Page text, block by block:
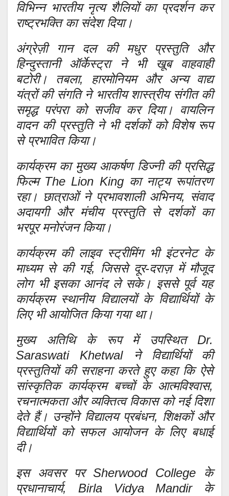
विभिन्न भारतीय नृत्य शैलियों का प्रदर्शन कर
राष्ट्रभक्ति का संदेश दिया।
अंग्रेज़ी गान दल की मधुर प्रस्तुति और
हिन्दुस्तानी ऑर्केस्ट्रा ने भी खूब वाहवाही
बटोरी। तबला, हारमोनियम और अन्य वाद्य
यंत्रों की संगति ने भारतीय शास्त्रीय संगीत की
समृद्ध परंपरा को सजीव कर दिया। वायलिन
वादन की प्रस्तुति ने भी दर्शकों को विशेष रूप
से प्रभावित किया।
कार्यक्रम का मुख्य आकर्षण डिज्नी की प्रसिद्ध
फिल्म The Lion King का नाट्य रूपांतरण
रहा। छात्राओं ने प्रभावशाली अभिनय, संवाद
अदायगी और मंचीय प्रस्तुति से दर्शकों का
भरपूर मनोरंजन किया।
कार्यक्रम की लाइव स्ट्रीमिंग भी इंटरनेट के
माध्यम से की गई, जिससे दूर-दराज़ में मौजूद
लोग भी इसका आनंद ले सके। इससे पूर्व यह
कार्यक्रम स्थानीय विद्यालयों के विद्यार्थियों के
लिए भी आयोजित किया गया था।
मुख्य अतिथि के रूप में उपस्थित Dr.
Saraswati Khetwal ने विद्यार्थियों की
प्रस्तुतियों की सराहना करते हुए कहा कि ऐसे
सांस्कृतिक कार्यक्रम बच्चों के आत्मविश्वास,
रचनात्मकता और व्यक्तित्व विकास को नई दिशा
देते हैं। उन्होंने विद्यालय प्रबंधन, शिक्षकों और
विद्यार्थियों को सफल आयोजन के लिए बधाई
दी।
इस अवसर पर Sherwood College के
प्रधानाचार्य, Birla Vidya Mandir के